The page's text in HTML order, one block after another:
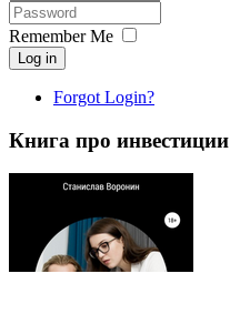
Remember Me
Log in
Forgot Login?
Книга про инвестиции